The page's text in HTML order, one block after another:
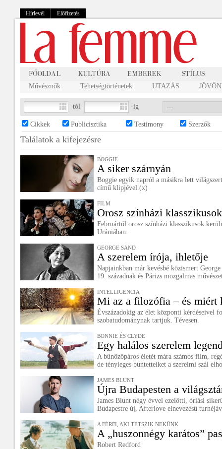
Hírlevél Előfizetés
Művésznők Tehetségtörténetek UTAZÁS
-tól -ig
Cikkek Publicisztika Testimony Szerzők
Találatok a kifejezésre
BOGGIE
A siker szárnyán
Boggie egyik napról a másikra lett
című klipjével.(x)
FILM
Orosz színházi
Februártól orosz színházi klasszikusok
Urániában.
GEORGE SAND
A szerelem írója, ihletője
Napjainkban már kevésbé közismert
19. századnak és Párizs mozgalmas
INTELLIGENCIA
Mi az a filozófia – és miért
Évszázadokig az élet központi kérdéseivel
szobatudománynak tartjuk. Tévesen.
BONNIE ÉS CLYDE
Egy halálos szerelem
A bűnözőpáros életét mára számos film,
de tényleges bűntetteiket a szerelmi szál
JAMES BLUNT
Újra Budapesten a
James Blunt négy évvel ezelőtti, óriási
Budapestre új, Afterlove elnevezésű
A FÉRFI, AKI TETSZIK NEKÜNK
A „huszonnégy karátos”
Robert Redford